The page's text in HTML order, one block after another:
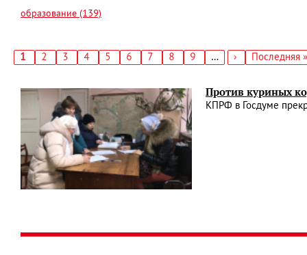
образование (139)
Текущая
1 Страница
2 Страница
3 Страница
4 Страница
5 Страница
6 Страница
7 Страница
8 Страница
9 …
Следующая
›
Последняя
Последняя »
Против куриных
КПРФ в Госдуме